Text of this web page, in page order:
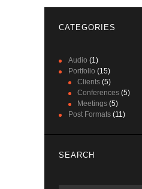
CATEGORIES
Audio (1)
Portfolio (15)
Clients (5)
Conferences (5)
Meetings (5)
Post Formats(11)
SEARCH